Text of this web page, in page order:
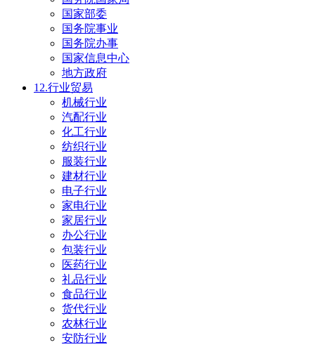
国家部委
国务院事业
国务院办事
国家信息中心
地方政府
12.行业贸易
机械行业
汽配行业
化工行业
纺织行业
服装行业
建材行业
电子行业
家电行业
家居行业
办公行业
包装行业
医药行业
礼品行业
食品行业
货代行业
农林行业
安防行业